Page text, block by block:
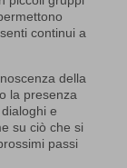
continui a
della
la presenza
e
su ciò che si
passi